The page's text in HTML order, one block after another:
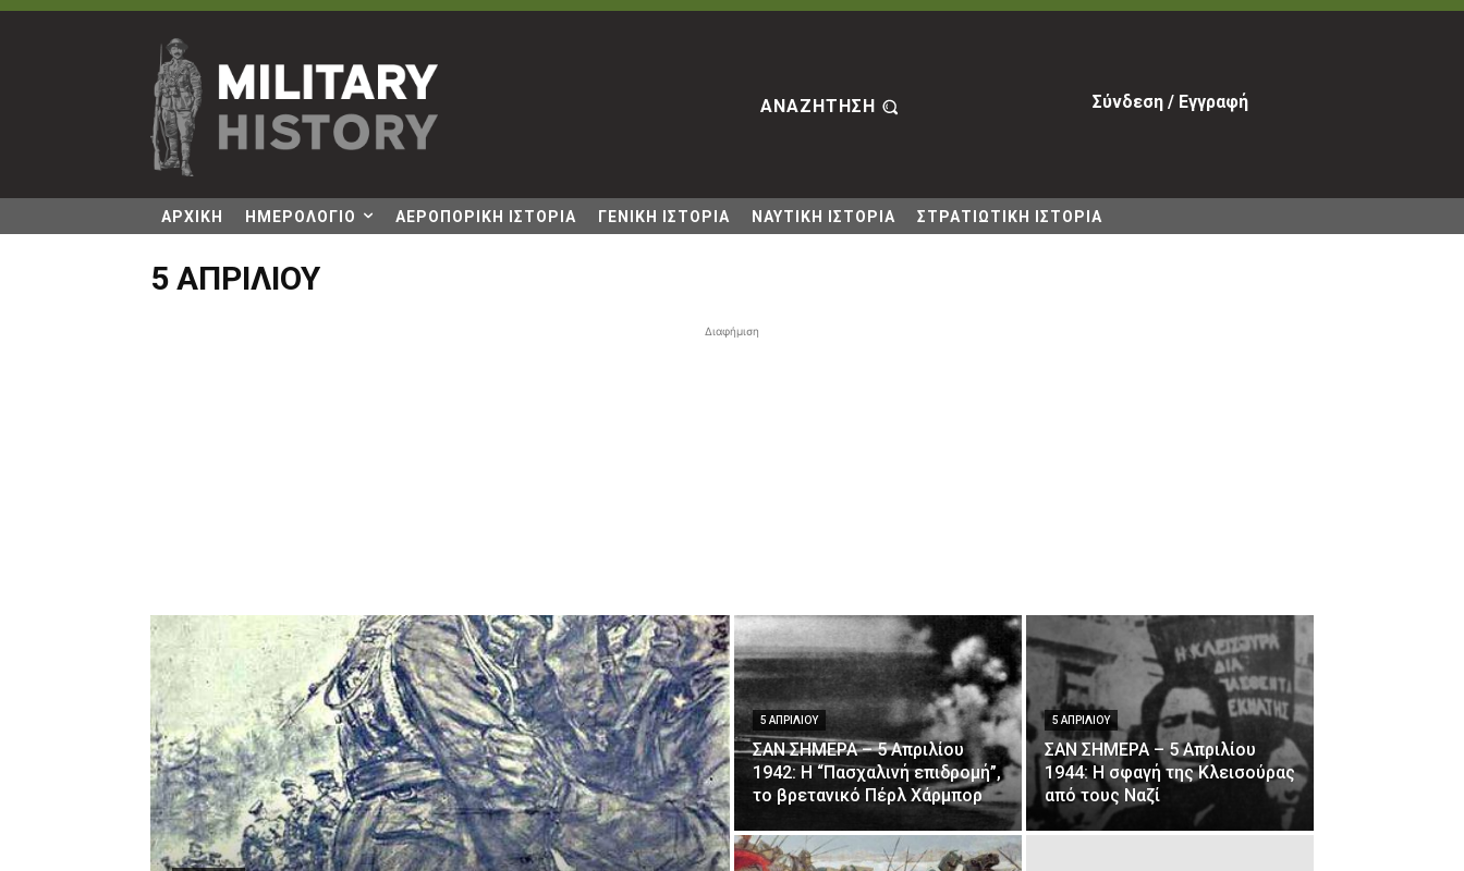
ΑΝΑΖΗΤΗΣΗ Σύνδεση / Εγγραφή
ΑΡΧΙΚΗ ΗΜΕΡΟΛΟΓΙΟ ΑΕΡΟΠΟΡΙΚΗ ΙΣΤΟΡΙΑ ΓΕΝΙΚΗ ΙΣΤΟΡΙΑ ΝΑΥΤΙΚΗ ΙΣΤΟΡΙΑ ΣΤΡΑΤΙΩΤΙΚΗ ΙΣΤΟΡΙΑ
5 ΑΠΡΙΛΊΟΥ
Διαφήμιση
5 ΑΠΡΙΛΊΟΥ
ΣΑΝ ΣΗΜΕΡΑ – 5 Απριλίου
1942: Η “Πασχαλινή επιδρομή”,
το βρετανικό Πέρλ Χάρμπορ
5 ΑΠΡΙΛΊΟΥ
ΣΑΝ ΣΗΜΕΡΑ – 5 Απριλίου
1944: Η σφαγή της Κλεισούρας
από τους Ναζί